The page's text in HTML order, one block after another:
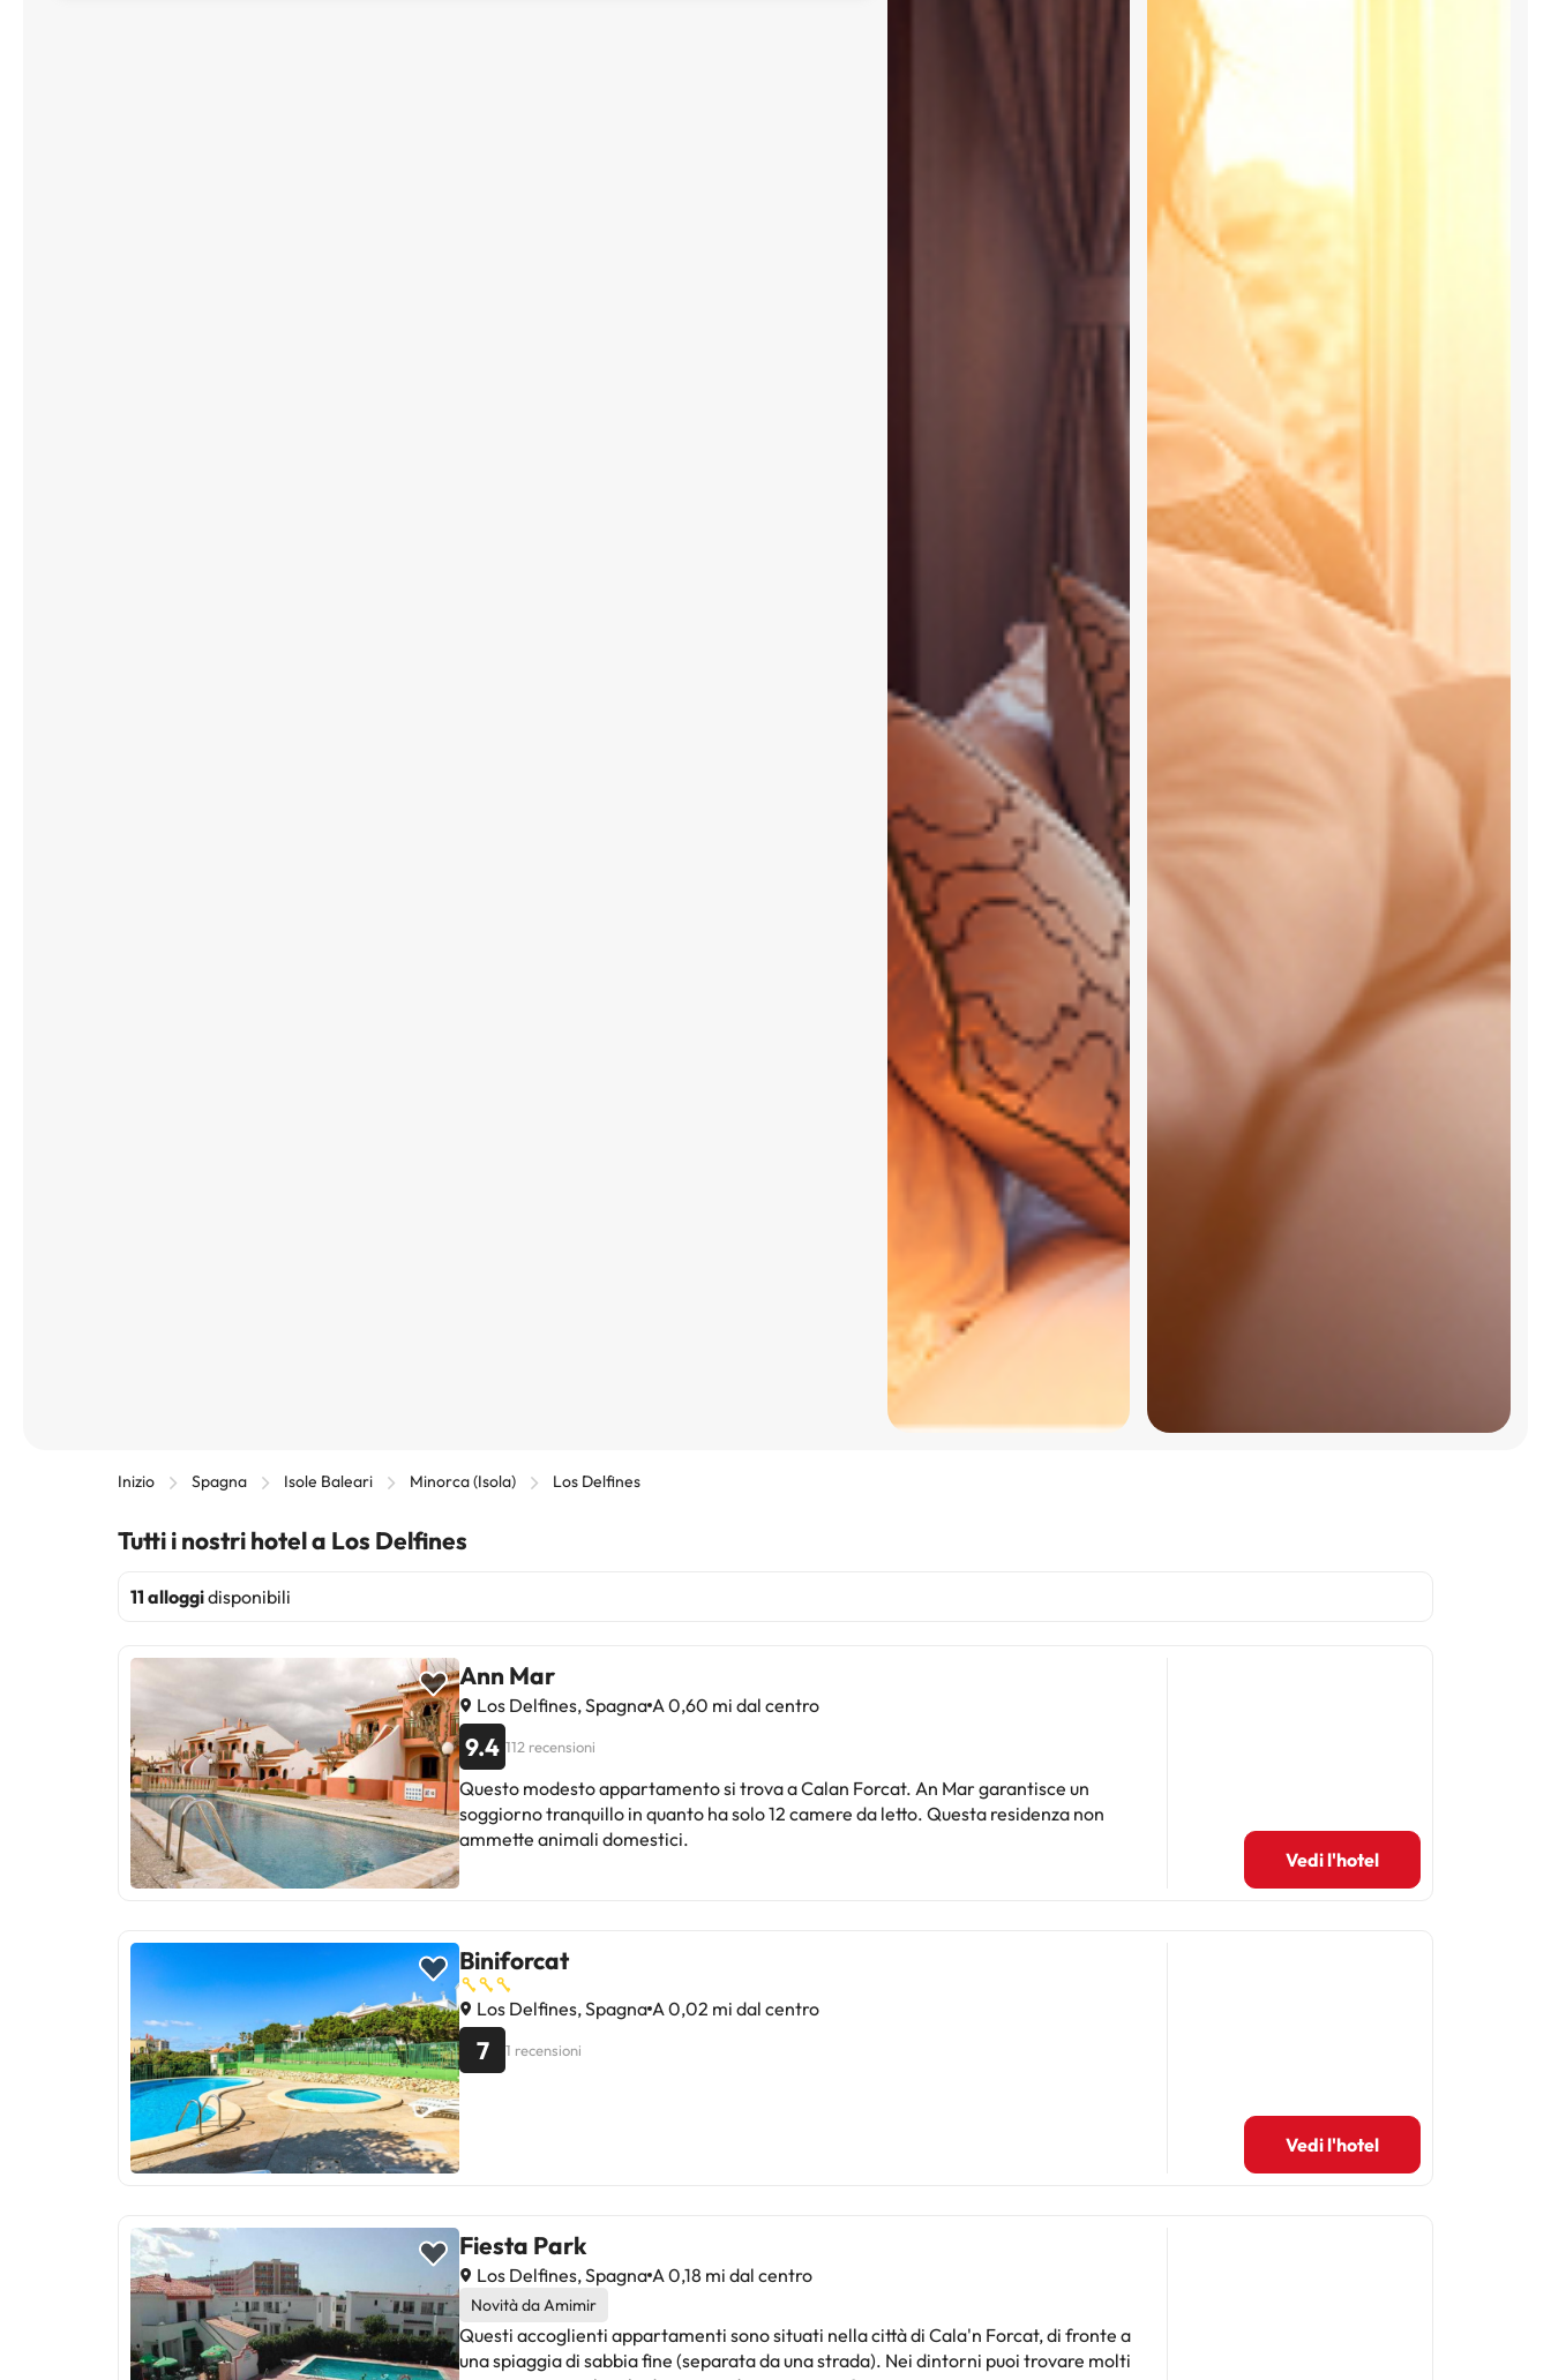
Inizio Spagna Isole Baleari Minorca (Isola) Los Delfines
Tutti i nostri hotel a Los Delfines
11 alloggidisponibili
Ann Mar
Los Delfines, Spagna A 0,60 mi dal centro
9.4 112 recensioni
Questo modesto appartamento si trova a Calan Forcat. An Mar garantisce un
soggiorno tranquillo in quanto ha solo 12 camere da letto. Questa residenza non
ammette animali domestici.
Vedi l'hotel
Biniforcat
Los Delfines, Spagna A 0,02 mi dal centro
7 1 recensioni
Vedi l'hotel
Fiesta Park
Los Delfines, Spagna A 0,18 mi dal centro
Novità da Amimir
Questi accoglienti appartamenti sono situati nella città di Cala'n Forcat, di fronte a
una spiaggia di sabbia fine (separata da una strada). Nei dintorni puoi trovare molti